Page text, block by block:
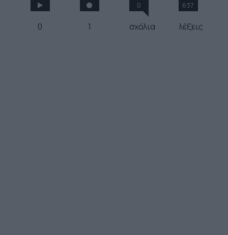
0 1
0
σχόλια
637
λέξεις